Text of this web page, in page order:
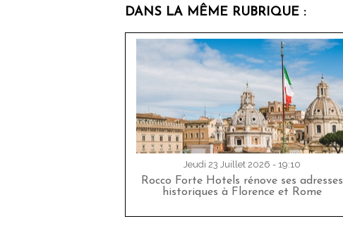
DANS LA MÊME RUBRIQUE :
Jeudi 23 Juillet 2026 - 19:10
Rocco Forte Hotels rénove ses adresses
historiques à Florence et Rome